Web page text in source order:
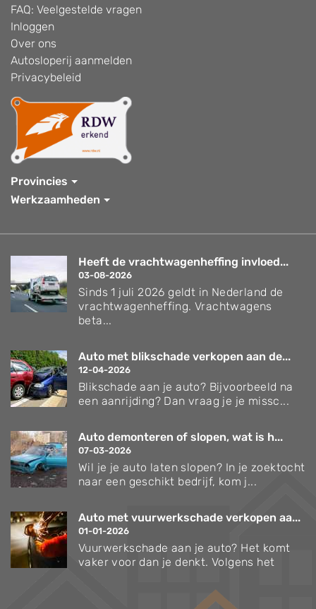
FAQ: Veelgestelde vragen
Inloggen
Over ons
Autosloperij aanmelden
Privacybeleid
Provincies
Werkzaamheden
Heeft de vrachtwagenheffing invloed...
03-08-2026
Sinds 1 juli 2026 geldt in Nederland de
vrachtwagenheffing. Vrachtwagens
beta...
Auto met blikschade verkopen aan de...
12-04-2026
Blikschade aan je auto? Bijvoorbeeld na
een aanrijding? Dan vraag je je missc...
Auto demonteren of slopen, wat is h...
07-03-2026
Wil je je auto laten slopen? In je zoektocht
naar een geschikt bedrijf, kom j...
Auto met vuurwerkschade verkopen aa...
01-01-2026
Vuurwerkschade aan je auto? Het komt
vaker voor dan je denkt. Volgens het